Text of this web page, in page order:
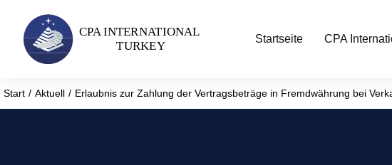
Startseite CPA
Sie befinden sich hier:
Start Aktuell Erlaubnis zur Zahlung der Vertragsbeträge in Fremdwährung bei